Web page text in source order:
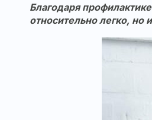
Благодаря
относительно легко, но